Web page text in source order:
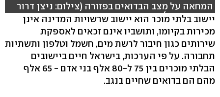
המחאה על מצב הבדואים בפזורה (צילום: ניצן דרור
ויוגב אטיאס)
יישוב בלתי מוכר הוא יישוב שרשויות המדינה אינן
מכירות בקיומו, ותושביו אינם זכאים לאספקת
שירותים כגון חיבור לרשת מים, חשמל וטלפון ותשתיות
תחבורה. על פי הערכות, בישראל חיים ביישובים
הבלתי מוכרים בין 75 ל-80 אלף בני אדם - 65 אלף
מהם הם בדואים שחיים בנגב.